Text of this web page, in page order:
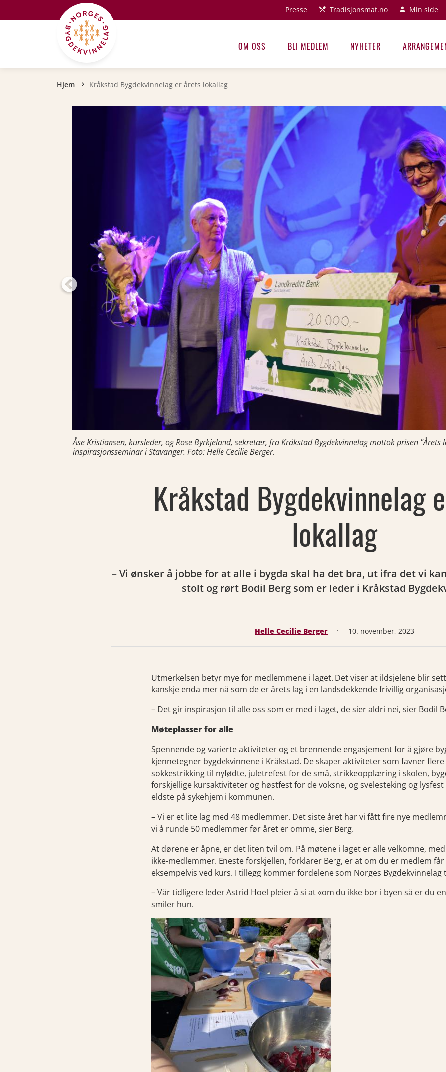
Hopp til hovedinnhold Presse Tradisjonsmat.no Min side
OM OSS BLI MEDLEM NYHETER
Navigasjonssti
Hjem Kråkstad Bygdekvinnelag er årets lokallag
Åse Kristiansen, kursleder, og Rose Byrkjeland, sekretær, fra Kråkstad Bygdekvinnelag mottok prisen "Årets
inspirasjonsseminar i Stavanger. Foto: Helle Cecilie Berger.
Kråkstad Bygdekvinnelag
lokallag
– Vi ønsker å jobbe for at alle i bygda skal ha det bra, ut ifra det vi
stolt og rørt Bodil Berg som er leder i Kråkstad
Helle Cecilie Berger · 10. november, 2023
Utmerkelsen betyr mye for medlemmene i laget. Det viser at ildsjelene blir
kanskje enda mer nå som de er årets lag i en landsdekkende frivillig
– Det gir inspirasjon til alle oss som er med i laget, de sier aldri nei, sier Bodil
Møteplasser for alle
Spennende og varierte aktiviteter og et brennende engasjement for å gjøre
kjennetegner bygdekvinnene i Kråkstad. De skaper aktiviteter som favner
sokkestrikking til nyfødte, juletrefest for de små, strikkeopplæring i skolen,
forskjellige kursaktiviteter og høstfest for de voksne, og svelesteking og
eldste på sykehjem i kommunen.
– Vi er et lite lag med 48 medlemmer. Det siste året har vi fått fire nye
vi å runde 50 medlemmer før året er omme, sier Berg.
At dørene er åpne, er det liten tvil om. På møtene i laget er alle velkomne,
ikke-medlemmer. Eneste forskjellen, forklarer Berg, er at om du er medlem
eksempelvis ved kurs. I tillegg kommer fordelene som Norges Bygdekvinnelag
– Vår tidligere leder Astrid Hoel pleier å si at «om du ikke bor i byen så er du
smiler hun.